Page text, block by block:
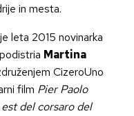
in mesta.
leta 2015 novinarka
Martina
CizeroUno
film Pier Paolo
del corsaro del